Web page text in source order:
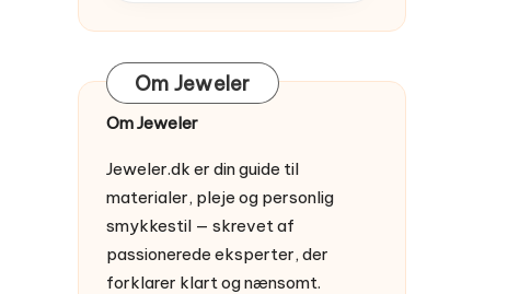
Om Jeweler
Om Jeweler
Jeweler.dk er din guide til
materialer, pleje og personlig
smykkestil — skrevet af
passionerede eksperter, der
forklarer klart og nænsomt.